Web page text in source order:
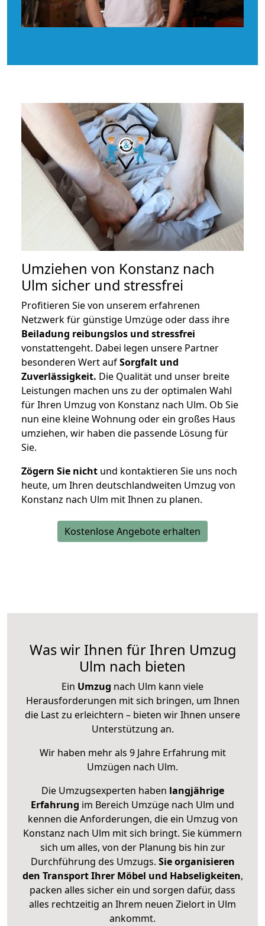
Umziehen von Konstanz nach
Ulm sicher und stressfrei
Profitieren Sie von unserem erfahrenen
Netzwerk für günstige Umzüge oder dass ihre
Beiladung reibungslos und stressfrei
vonstattengeht. Dabei legen unsere Partner
besonderen Wert aufSorgfalt und
Zuverlässigkeit. Die Qualität und unser breite
Leistungen machen uns zu der optimalen Wahl
für Ihren Umzug von Konstanz nach Ulm. Ob Sie
nun eine kleine Wohnung oder ein großes Haus
umziehen, wir haben die passende Lösung für
Sie.
Zögern Sie nicht und kontaktieren Sie uns noch
heute, um Ihren deutschlandweiten Umzug von
Konstanz nach Ulm mit Ihnen zu planen.
Kostenlose Angebote erhalten
Was wir Ihnen für Ihren Umzug
Ulm nach bieten
Ein Umzug nach Ulm kann viele
Herausforderungen mit sich bringen, um Ihnen
die Last zu erleichtern – bieten wir Ihnen unsere
Unterstützung an.
Wir haben mehr als 9 Jahre Erfahrung mit
Umzügen nach Ulm.
Die Umzugsexperten haben langjährige
Erfahrung im Bereich Umzüge nach Ulm und
kennen die Anforderungen, die ein Umzug von
Konstanz nach Ulm mit sich bringt. Sie kümmern
sich um alles, von der Planung bis hin zur
Durchführung des Umzugs. Sie organisieren
den Transport Ihrer Möbel und Habseligkeiten,
packen alles sicher ein und sorgen dafür, dass
alles rechtzeitig an Ihrem neuen Zielort in Ulm
ankommt.